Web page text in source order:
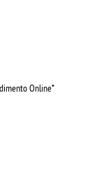
Online*